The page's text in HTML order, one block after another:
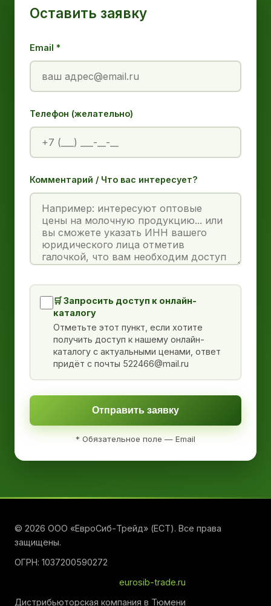
Оставить заявку
Email *
Телефон (желательно)
Комментарий / Что вас интересует?
🛒 Запросить доступ к онлайн-
каталогу
Отметьте этот пункт, если хотите
получить доступ к нашему онлайн-
каталогу с актуальными ценами, ответ
придёт с почты 522466@mail.ru
Отправить заявку
* Обязательное поле — Email
© 2026 ООО «ЕвроСиб-Трейд» (ЕСТ). Все права
защищены.
ОГРН: 1037200590272
eurosib-trade.ru
Дистрибьюторская компания в Тюмени